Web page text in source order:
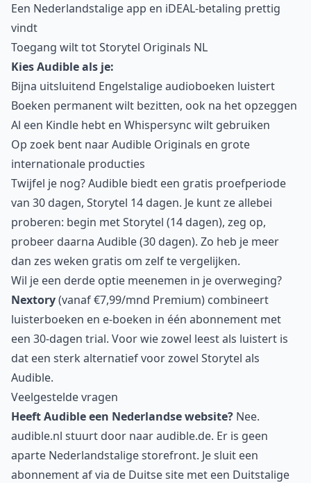
Een Nederlandstalige app en iDEAL-betaling prettig
vindt
Toegang wilt tot Storytel Originals NL
Kies Audible als je:
Bijna uitsluitend Engelstalige audioboeken luistert
Boeken permanent wilt bezitten, ook na het opzeggen
Al een Kindle hebt en Whispersync wilt gebruiken
Op zoek bent naar Audible Originals en grote
internationale producties
Twijfel je nog? Audible biedt een gratis proefperiode
van 30 dagen, Storytel 14 dagen. Je kunt ze allebei
proberen: begin met Storytel (14 dagen), zeg op,
probeer daarna Audible (30 dagen). Zo heb je meer
dan zes weken gratis om zelf te vergelijken.
Wil je een derde optie meenemen in je overweging?
Nextory(vanaf €7,99/mnd Premium) combineert
luisterboeken en e-boeken in één abonnement met
een 30-dagen trial. Voor wie zowel leest als luistert is
dat een sterk alternatief voor zowel Storytel als
Audible.
Veelgestelde vragen
Heeft Audible een Nederlandse website? Nee.
audible.nl stuurt door naar audible.de. Er is geen
aparte Nederlandstalige storefront. Je sluit een
abonnement af via de Duitse site met een Duitstalige